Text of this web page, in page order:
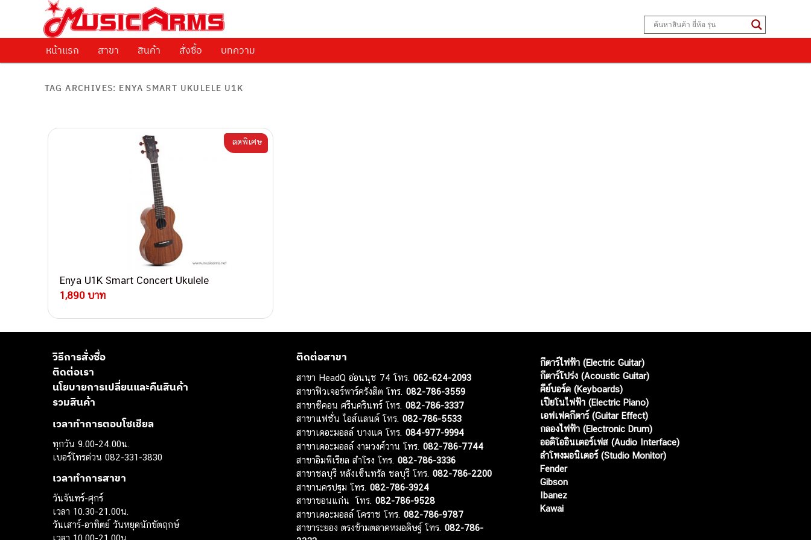
Music Arms
ศูนย์รวมครื่องดนตรีทุกชนิด ตั้งแต่เริ่มต้นถึงมืออาชีพ
Skip to primary content
Skip to secondary content
หน้าแรก สาขา สินค้า สั่งซื้อ บทความ
TAG ARCHIVES: ENYA SMART UKULELE U1K
Enya U1K Smart Concert Ukulele
1,890 บาท
ลดพิเศษ
วิธีการสั่งซื้อ
ติดต่อเรา
นโยบายการเปลี่ยนและคืนสินค้า
รวมสินค้า
เวลาทำการตอบโซเชียล
ทุกวัน 9.00-24.00น.
เบอร์โทรด่วน 082-331-3830
เวลาทำการสาขา
วันจันทร์-ศุกร์
เวลา 10.30-21.00น.
วันเสาร์-อาทิตย์ วันหยุดนักขัตฤกษ์
เวลา 10.00-21.00น.
ติดต่อสาขา
สาขา HeadQ อ่อนนุช 74 โทร.062-624-2093
สาขาฟิวเจอร์พาร์ครังสิต โทร.082-786-3559
สาขาซีคอน ศรีนครินทร์ โทร.082-786-3337
สาขาแฟชั่น ไอส์แลนด์ โทร.082-786-5533
สาขาเดอะมอลล์ บางแค โทร.084-977-9994
สาขาเดอะมอลล์ งามวงศ์วาน โทร.082-786-7744
สาขาอิมพีเรียล สำโรง โทร.082-786-3336
สาขาชลบุรี หลังเซ็นทรัล ชลบุรี โทร.082-786-2200
สาขานครปฐม โทร.082-786-3924
สาขาขอนแก่น โทร.082-786-9528
สาขาเดอะมอลล์ โคราช โทร.082-786-9787
สาขาระยอง ตรงข้ามตลาดหมอดิษฐ์ โทร.082-786-
กีตาร์ไฟฟ้า (Electric Guitar)
กีตาร์โปร่ง (Acoustic Guitar)
คีย์บอร์ด (Keyboards)
เปียโนไฟฟ้า (Electric Piano)
เอฟเฟคกีตาร์ (Guitar Effect)
กลองไฟฟ้า (Electronic Drum)
ออดิโออินเตอร์เฟส (Audio Interface)
ลำโพงมอนิเตอร์ (Studio Monitor)
Fender
Gibson
Ibanez
Kawai